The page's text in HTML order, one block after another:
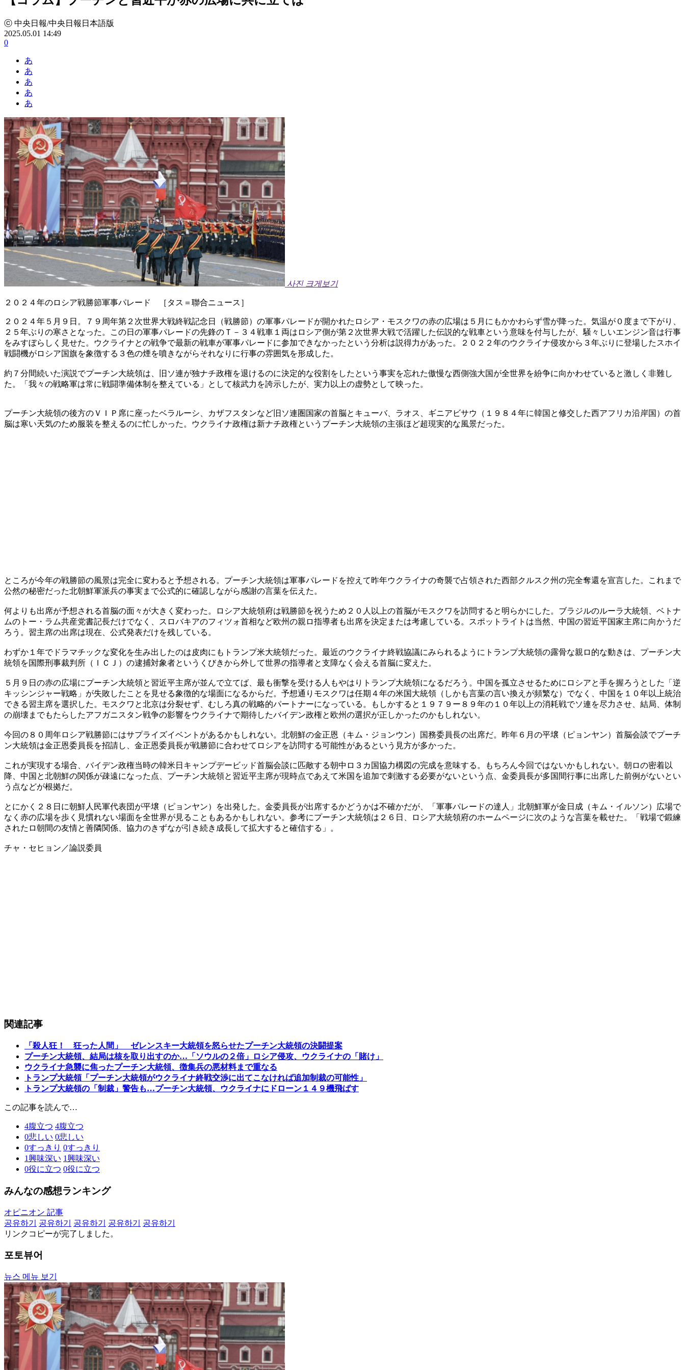
ⓒ 中央日報/中央日報日本語版
2025.05.01 14:49
0
あ
あ
あ
あ
あ
사진 크게보기
２０２４年のロシア戦勝節軍事パレード ［タス＝聯合ニュース］
２０２４年５月９日。７９周年第２次世界大戦終戦記念日（戦勝節）の軍事パレードが開かれたロシア・モスクワの赤の広場は５月にもかかわらず雪が降った。気温が０度まで下がり、
２５年ぶりの寒さとなった。この日の軍事パレードの先鋒のＴ－３４戦車１両はロシア側が第２次世界大戦で活躍した伝説的な戦車という意味を付与したが、騒々しいエンジン音は行事
をみすぼらしく見せた。ウクライナとの戦争で最新の戦車が軍事パレードに参加できなかったという分析は説得力があった。２０２２年のウクライナ侵攻から３年ぶりに登場したスホイ
戦闘機がロシア国旗を象徴する３色の煙を噴きながらそれなりに行事の雰囲気を形成した。
約７分間続いた演説でプーチン大統領は、旧ソ連が独ナチ政権を退けるのに決定的な役割をしたという事実を忘れた傲慢な西側強大国が全世界を紛争に向かわせていると激しく非難し
た。「我々の戦略軍は常に戦闘準備体制を整えている」として核武力を誇示したが、実力以上の虚勢として映った。
プーチン大統領の後方のＶＩＰ席に座ったベラルーシ、カザフスタンなど旧ソ連圏国家の首脳とキューバ、ラオス、ギニアビサウ（１９８４年に韓国と修交した西アフリカ沿岸国）の首
脳は寒い天気のため服装を整えるのに忙しかった。ウクライナ政権は新ナチ政権というプーチン大統領の主張ほど超現実的な風景だった。
ところが今年の戦勝節の風景は完全に変わると予想される。プーチン大統領は軍事パレードを控えて昨年ウクライナの奇襲で占領された西部クルスク州の完全奪還を宣言した。これまで
公然の秘密だった北朝鮮軍派兵の事実まで公式的に確認しながら感謝の言葉を伝えた。
何よりも出席が予想される首脳の面々が大きく変わった。ロシア大統領府は戦勝節を祝うため２０人以上の首脳がモスクワを訪問すると明らかにした。ブラジルのルーラ大統領、ベトナ
ムのトー・ラム共産党書記長だけでなく、スロバキアのフィツォ首相など欧州の親ロ指導者も出席を決定または考慮している。スポットライトは当然、中国の習近平国家主席に向かうだ
ろう。習主席の出席は現在、公式発表だけを残している。
わずか１年でドラマチックな変化を生み出したのは皮肉にもトランプ米大統領だった。最近のウクライナ終戦協議にみられるようにトランプ大統領の露骨な親ロ的な動きは、プーチン大
統領を国際刑事裁判所（ＩＣＪ）の逮捕対象者というくびきから外して世界の指導者と支障なく会える首脳に変えた。
５月９日の赤の広場にプーチン大統領と習近平主席が並んで立てば、最も衝撃を受ける人もやはりトランプ大統領になるだろう。中国を孤立させるためにロシアと手を握ろうとした「逆
キッシンジャー戦略」が失敗したことを見せる象徴的な場面になるからだ。予想通りモスクワは任期４年の米国大統領（しかも言葉の言い換えが頻繁な）でなく、中国を１０年以上統治
できる習主席を選択した。モスクワと北京は分裂せず、むしろ真の戦略的パートナーになっている。もしかすると１９７９ー８９年の１０年以上の消耗戦でソ連を尽力させ、結局、体制
の崩壊までもたらしたアフガニスタン戦争の影響をウクライナで期待したバイデン政権と欧州の選択が正しかったのかもしれない。
今回の８０周年ロシア戦勝節にはサプライズイベントがあるかもしれない。北朝鮮の金正恩（キム・ジョンウン）国務委員長の出席だ。昨年６月の平壌（ピョンヤン）首脳会談でプーチ
ン大統領は金正恩委員長を招請し、金正恩委員長が戦勝節に合わせてロシアを訪問する可能性があるという見方が多かった。
これが実現する場合、バイデン政権当時の韓米日キャンプデービッド首脳会談に匹敵する朝中ロ３カ国協力構図の完成を意味する。もちろん今回ではないかもしれない。朝ロの密着以
降、中国と北朝鮮の関係が疎遠になった点、プーチン大統領と習近平主席が現時点であえて米国を追加で刺激する必要がないという点、金委員長が多国間行事に出席した前例がないとい
う点などが根拠だ。
とにかく２８日に朝鮮人民軍代表団が平壌（ピョンヤン）を出発した。金委員長が出席するかどうかは不確かだが、「軍事パレードの達人」北朝鮮軍が金日成（キム・イルソン）広場で
なく赤の広場を歩く見慣れない場面を全世界が見ることもあるかもしれない。参考にプーチン大統領は２６日、ロシア大統領府のホームページに次のような言葉を載せた。「戦場で鍛練
されたロ朝間の友情と善隣関係、協力のきずなが引き続き成長して拡大すると確信する」。
チャ・セヒョン／論説委員
関連記事
「殺人狂！ 狂った人間」 ゼレンスキー大統領を怒らせたプーチン大統領の決闘提案
プーチン大統領、結局は核を取り出すのか…「ソウルの２倍」ロシア侵攻、ウクライナの「賭け」
ウクライナ急襲に焦ったプーチン大統領、徴集兵の悪材料まで重なる
トランプ大統領「プーチン大統領がウクライナ終戦交渉に出てこなければ追加制裁の可能性」
トランプ大統領の「制裁」警告も…プーチン大統領、ウクライナにドローン１４９機飛ばす
この記事を読んで…
4腹立つ 4腹立つ
0悲しい 0悲しい
0すっきり 0すっきり
1興味深い 1興味深い
0役に立つ 0役に立つ
みんなの感想ランキング
オピニオン 記事
공유하기
공유하기 공유하기 공유하기
공유하기
リンクコピーが完了しました。
포토뷰어
뉴스 메뉴 보기